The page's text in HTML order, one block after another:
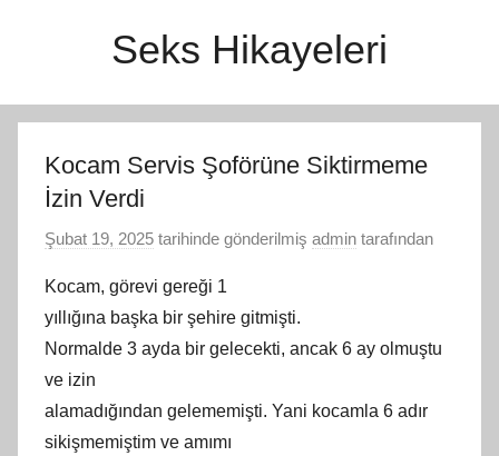
Seks Hikayeleri
Kocam Servis Şoförüne Siktirmeme
İzin Verdi
Şubat 19, 2025 tarihinde gönderilmiş admin tarafından
Kocam, görevi gereği 1
yıllığına başka bir şehire gitmişti.
Normalde 3 ayda bir gelecekti, ancak 6 ay olmuştu
ve izin
alamadığından gelememişti. Yani kocamla 6 adır
sikişmemiştim ve amımı